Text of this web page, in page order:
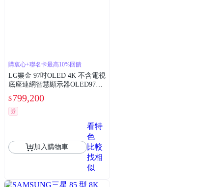
購衷心+聯名卡最高10%回饋
LG樂金 97吋OLED 4K 不含電視
底座連網智慧顯示器OLED97G5
$799,200
券
加入購物車
看特
色
比較
找相
似